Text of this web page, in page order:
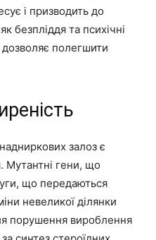
і призводить до
безпліддя та психічні
полегшити
залоз є
Мутантні гени, що
що передаються
невеликої ділянки
порушення вироблення